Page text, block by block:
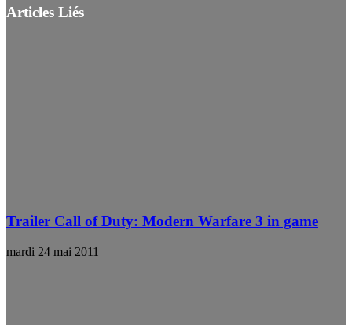
Articles Liés
Trailer Call of Duty: Modern Warfare 3 in game
mardi 24 mai 2011